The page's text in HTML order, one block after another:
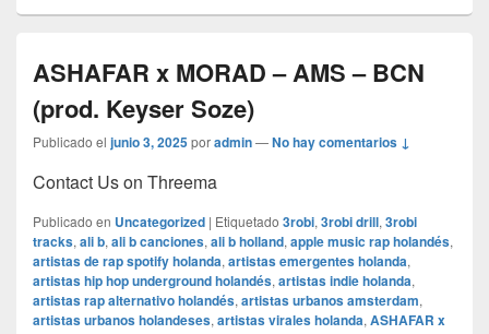
ASHAFAR x MORAD – AMS – BCN
(prod. Keyser Soze)
Publicado el junio 3, 2025poradmin—No hay comentarios ↓
Contact Us on Threema
Publicado en Uncategorized | Etiquetado 3robi, 3robi drill, 3robi
tracks, ali b, ali b canciones, ali b holland, apple music rap holandés,
artistas de rap spotify holanda, artistas emergentes holanda,
artistas hip hop underground holandés, artistas indie holanda,
artistas rap alternativo holandés, artistas urbanos amsterdam,
artistas urbanos holandeses, artistas virales holanda, ASHAFAR x